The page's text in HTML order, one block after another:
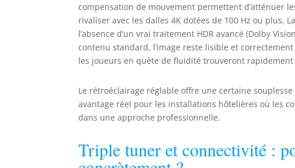
compensation de mouvement permettent d’atténuer
rivaliser avec les dalles 4K dotées de 100 Hz ou plus.
l’absence d’un vrai traitement HDR avancé (Dolby
contenu standard, l’image reste lisible et
les joueurs en quête de fluidité trouveront
Le rétroéclairage réglable offre une certaine
avantage réel pour les installations hôtelières où les
dans une approche professionnelle.
Triple tuner et connectivité :